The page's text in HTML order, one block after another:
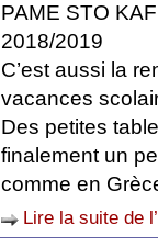
PAME STO
2018/2019
C’est aussi la
vacances
Des petites
finalement un
comme en
Lire la suite de